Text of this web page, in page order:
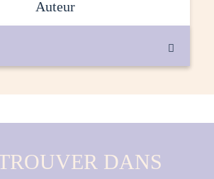
auteur

DANS